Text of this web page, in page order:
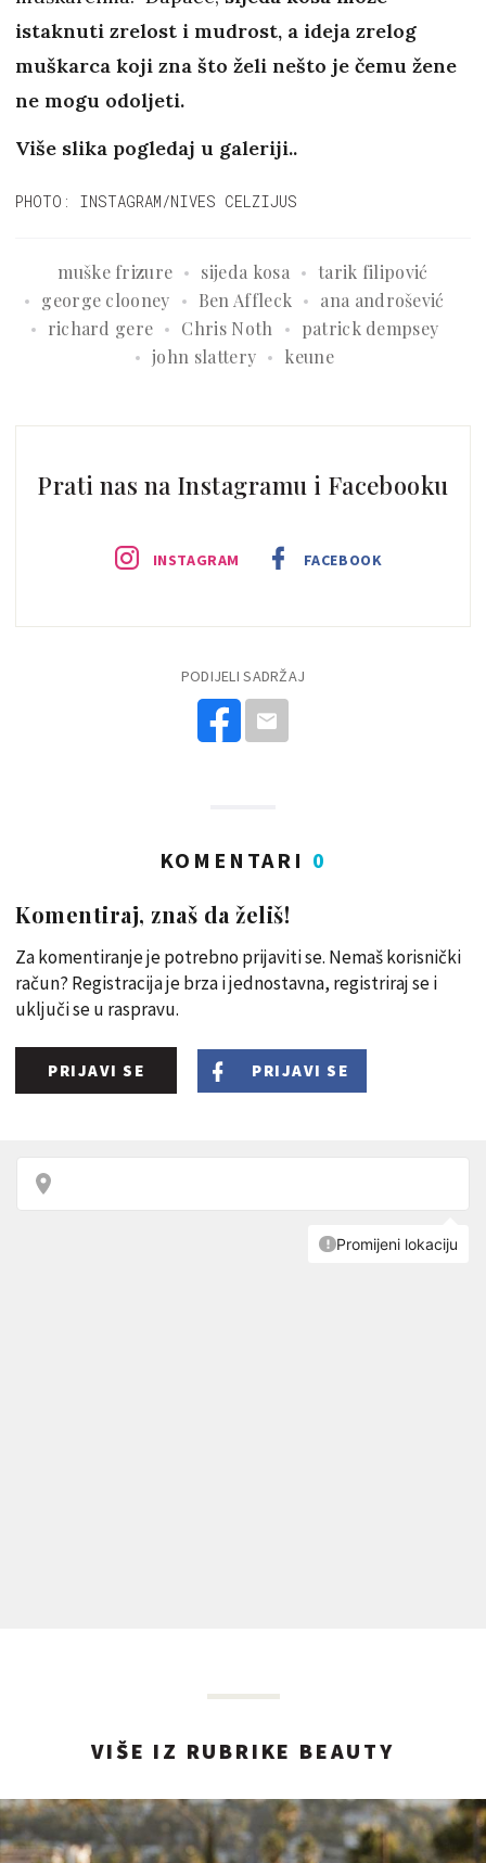
istaknuti zrelost i mudrost, a ideja zrelog
muškarca koji zna što želi nešto je čemu žene
ne mogu odoljeti.
Više slika pogledaj u galeriji..
PHOTO: INSTAGRAM/NIVES CELZIJUS
muške frizure sijeda kosa
tarik filipović
george clooney
Ben Affleck
ana androšević
richard gere
Chris Noth
patrick dempsey
john slattery
keune
Prati nas na Instagramu i Facebooku
INSTAGRAM FACEBOOK
PODIJELI SADRŽAJ
KOMENTARI 0
Komentiraj, znaš da želiš!
Za komentiranje je potrebno prijaviti se. Nemaš korisnički
račun? Registracija je brza i jednostavna, registriraj se i
uključi se u raspravu.
PRIJAVI SE PRIJAVI SE
VIŠE IZ RUBRIKE BEAUTY